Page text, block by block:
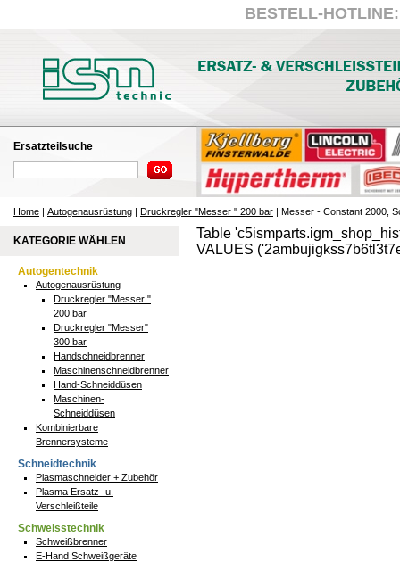
BESTELL-
Ersatzteilsuche
Home | Autogenausrüstung | Druckregler "Messer " 200 bar | Messer - Constant 2000,
KATEGORIE WÄHLEN
Autogentechnik
Autogenausrüstung
Druckregler "Messer "
200 bar
Druckregler "Messer"
300 bar
Handschneidbrenner
Maschinenschneidbrenner
Hand-Schneiddüsen
Maschinen-
Schneiddüsen
Kombinierbare
Brennersysteme
Schneidtechnik
Plasmaschneider + Zubehör
Plasma Ersatz- u.
Verschleißteile
Schweisstechnik
Schweißbrenner
E-Hand Schweißgeräte
Table
VALUES